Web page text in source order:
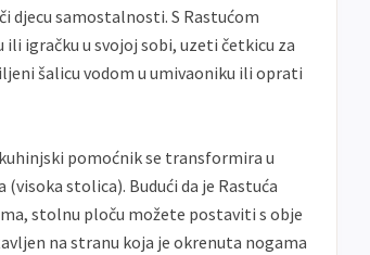
djecu samostalnosti. S Rastućom
igračku u svojoj sobi, uzeti četkicu za
šalicu vodom u umivaoniku ili oprati
pomoćnik se transformira u
stolica). Budući da je Rastuća
stolnu ploču možete postaviti s obje
na stranu koja je okrenuta nogama